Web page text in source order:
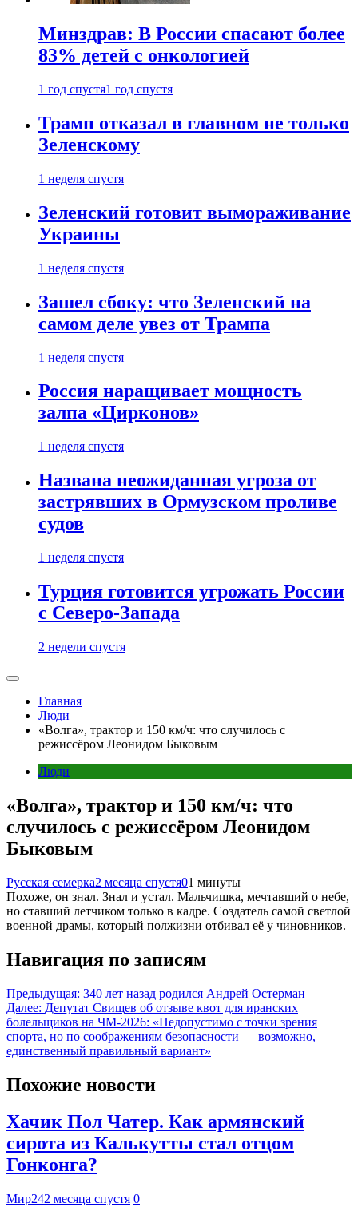
Минздрав: В России спасают более
83% детей с онкологией
1 год спустя1 год спустя
Трамп отказал в главном не только
Зеленскому
1 неделя спустя
Зеленский готовит вымораживание
Украины
1 неделя спустя
Зашел сбоку: что Зеленский на
самом деле увез от Трампа
1 неделя спустя
Россия наращивает мощность
залпа «Цирконов»
1 неделя спустя
Названа неожиданная угроза от
застрявших в Ормузском проливе
судов
1 неделя спустя
Турция готовится угрожать России
с Северо-Запада
2 недели спустя
Главная
Люди
«Волга», трактор и 150 км/ч: что случилось с
режиссёром Леонидом Быковым
Люди
«Волга», трактор и 150 км/ч: что
случилось с режиссёром Леонидом
Быковым
Русская семерка2 месяца спустя01 минуты
Похоже, он знал. Знал и устал. Мальчишка, мечтавший о небе,
но ставший летчиком только в кадре. Создатель самой светлой
военной драмы, который полжизни отбивал её у чиновников.
Навигация по записям
Предыдущая: 340 лет назад родился Андрей Остерман
Далее: Депутат Свищев об отзыве квот для иранских
болельщиков на ЧМ-2026: «Недопустимо с точки зрения
спорта, но по соображениям безопасности — возможно,
единственный правильный вариант»
Похожие новости
Хачик Пол Чатер. Как армянский
сирота из Калькутты стал отцом
Гонконга?
Мир242 месяца спустя 0